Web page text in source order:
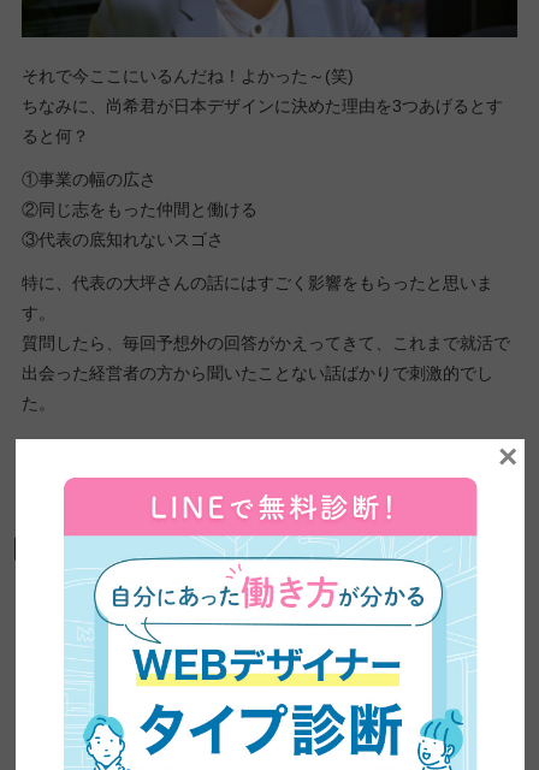
それで今ここにいるんだね！よかった～(笑)
ちなみに、尚希君が日本デザインに決めた理由を3つあげるとす
ると何？
①事業の幅の広さ
②同じ志をもった仲間と働ける
③代表の底知れないスゴさ
特に、代表の大坪さんの話にはすごく影響をもらったと思いま
す。
質問したら、毎回予想外の回答がかえってきて、これまで就活で
出会った経営者の方から聞いたことない話ばかりで刺激的でし
た。
「この人についていったら、どこまでいけるんだろう・・・」と
思ってすごくワクワクしましたね。
日々やりがいを感じられる採用活動
×